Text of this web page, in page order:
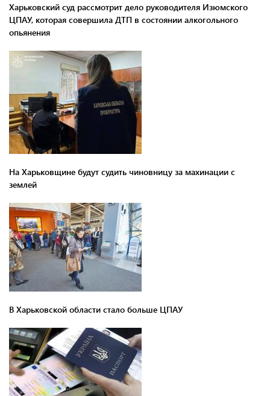
Харьковский суд рассмотрит дело руководителя Изюмского
ЦПАУ, которая совершила ДТП в состоянии алкогольного
опьянения
На Харьковщине будут судить чиновницу за махинации с
землей
В Харьковской области стало больше ЦПАУ